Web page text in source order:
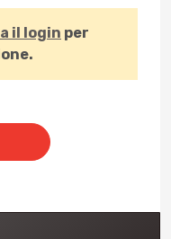
il login per